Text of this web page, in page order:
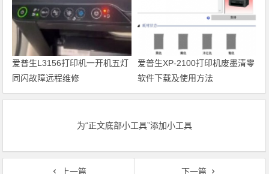
爱普生L3156打印机一开机五灯
同闪故障远程维修
爱普生XP-2100打印机废墨清零
软件下载及使用方法
为“正文底部小工具”添加小工具
上一篇 下一篇